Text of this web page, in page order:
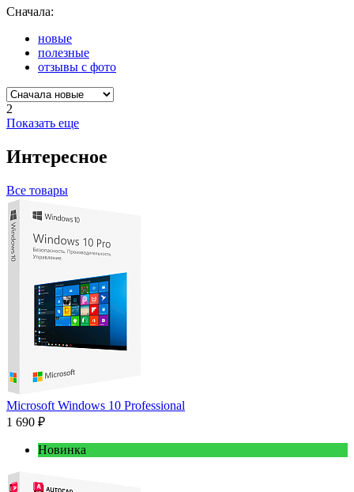
Сначала:
новые
полезные
отзывы с фото
2
Показать еще
Интересное
Все товары
Microsoft Windows 10 Professional
1 690 ₽
Новинка